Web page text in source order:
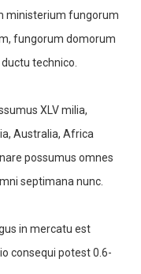
ministerium fungorum
fungorum domorum
technico.
XLV milia,
Australia, Africa
possumus omnes
septimana nunc.
in mercatu est
consequi potest 0.6-